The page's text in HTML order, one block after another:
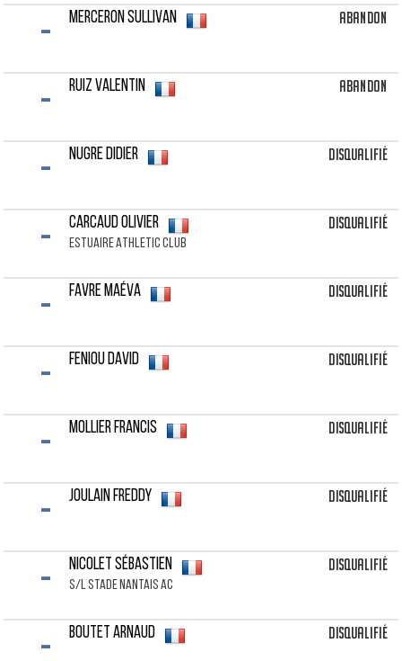
- MERCERON Sullivan Abandon
- RUIZ Valentin Abandon
- NUGRE Didier Disqualifié
- CARCAUD Olivier
ESTUAIRE ATHLETIC CLUB
Disqualifié
- FAVRE Maéva Disqualifié
- FENIOU David Disqualifié
- MOLLIER Francis Disqualifié
- JOULAIN Freddy Disqualifié
- NICOLET Sébastien
S/L STADE NANTAIS AC
Disqualifié
- BOUTET Arnaud Disqualifié